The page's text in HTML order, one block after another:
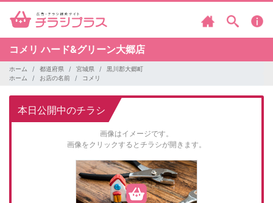
コメリハード&グリーン大郷店
ホーム 都道府県 宮城県
黒川郡大郷町
ホーム
お店の名前 コメリ
本日公開中のチラシ
画像はイメージです。
画像をクリックするとチラシが開きます。